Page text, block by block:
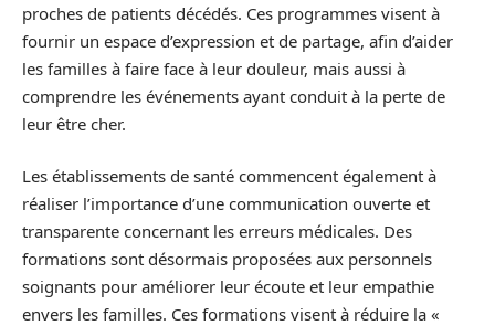
proches de patients décédés. Ces programmes visent à
fournir un espace d’expression et de partage, afin d’aider
les familles à faire face à leur douleur, mais aussi à
comprendre les événements ayant conduit à la perte de
leur être cher.
Les établissements de santé commencent également à
réaliser l’importance d’une communication ouverte et
transparente concernant les erreurs médicales. Des
formations sont désormais proposées aux personnels
soignants pour améliorer leur écoute et leur empathie
envers les familles. Ces formations visent à réduire la «